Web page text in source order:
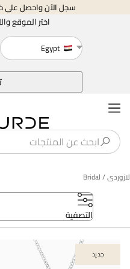
سجل الآن واحصل على خصم 10٪ على
اختر الموقع
Egypt
لازوردى/ Bridal
التصفية
جديد
جديد